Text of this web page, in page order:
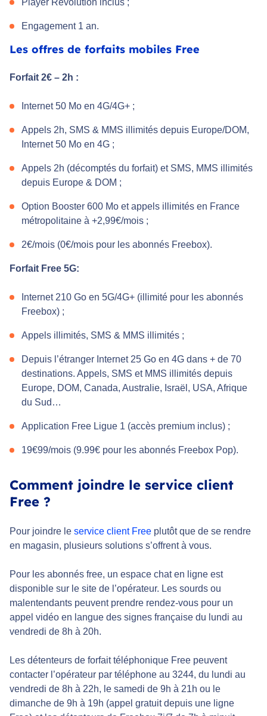
Engagement 1 an.
Les offres de forfaits mobiles Free
Forfait 2€ – 2h :
Internet 50 Mo en 4G/4G+ ;
Appels 2h, SMS & MMS illimités depuis Europe/DOM,
Internet 50 Mo en 4G ;
Appels 2h (décomptés du forfait) et SMS, MMS illimités
depuis Europe & DOM ;
Option Booster 600 Mo et appels illimités en France
métropolitaine à +2,99€/mois ;
2€/mois (0€/mois pour les abonnés Freebox).
Forfait Free 5G:
Internet 210 Go en 5G/4G+ (illimité pour les abonnés
Freebox) ;
Appels illimités, SMS & MMS illimités ;
Depuis l’étranger Internet 25 Go en 4G dans + de 70
destinations. Appels, SMS et MMS illimités depuis
Europe, DOM, Canada, Australie, Israël, USA, Afrique
du Sud…
Application Free Ligue 1 (accès premium inclus) ;
19€99/mois (9.99€ pour les abonnés Freebox Pop).
Comment joindre le service client
Free ?
Pour joindre le service client Free plutôt que de se rendre
en magasin, plusieurs solutions s’offrent à vous.
Pour les abonnés free, un espace chat en ligne est
disponible sur le site de l’opérateur. Les sourds ou
malentendants peuvent prendre rendez-vous pour un
appel vidéo en langue des signes française du lundi au
vendredi de 8h à 20h.
Les détenteurs de forfait téléphonique Free peuvent
contacter l’opérateur par téléphone au 3244, du lundi au
vendredi de 8h à 22h, le samedi de 9h à 21h ou le
dimanche de 9h à 19h (appel gratuit depuis une ligne